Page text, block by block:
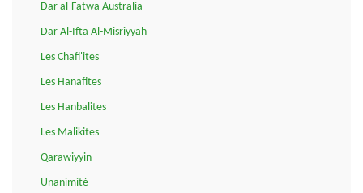
Dar al-Fatwa Australia
Dar Al-Ifta Al-Misriyyah
Les Chafi'ites
Les Hanafites
Les Hanbalites
Les Malikites
Qarawiyyin
Unanimité